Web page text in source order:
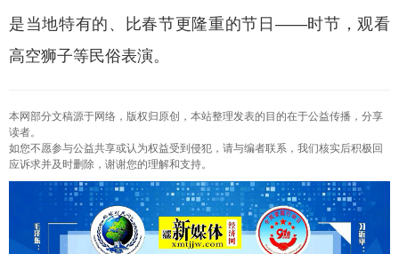
是当地特有的、比春节更隆重的节日——时节，观看
高空狮子等民俗表演。
本网部分文稿源于网络，版权归原创，本站整理发表的目的在于公益传播，分享
读者。
如您不愿参与公益共享或认为权益受到侵犯，请与编者联系，我们核实后积极回
应诉求并及时删除，谢谢您的理解和支持。